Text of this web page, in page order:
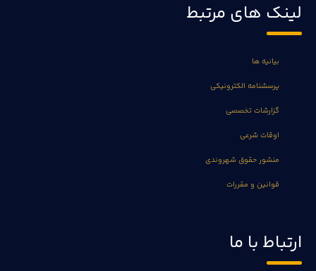
لینک های مرتبط
بیانیه ها
پرسشنامه الکترونیکی
گزارشات تخصصی
اوقات شرعی
منشور حقوق شهروندی
قوانین و مقررات
ارتباط با ما